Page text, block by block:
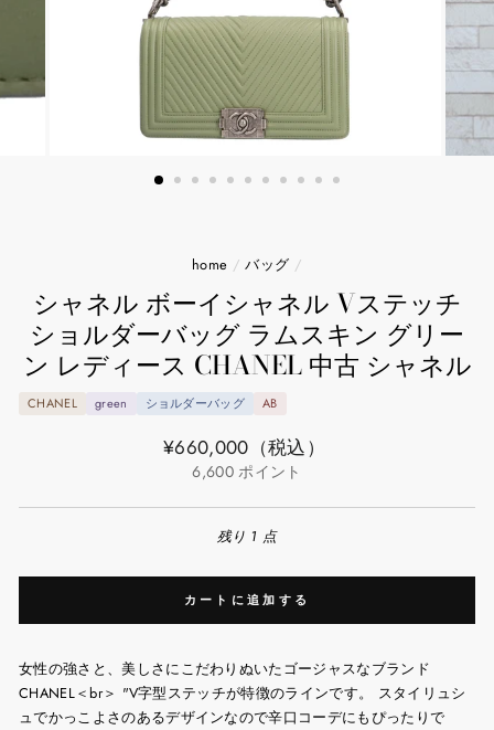
home / バッグ /
シャネル ボーイシャネル Vステッチ
ショルダーバッグ ラムスキン グリー
ン レディース CHANEL 中古 シャネル
CHANEL green ショルダーバッグ AB
通
¥660,000 （税込）
6,600 ポイント
残り 1 点
カートに追加する
女性の強さと、美しさにこだわりぬいたゴージャスなブランド
CHANEL＜br＞ "V字型ステッチが特徴のラインです。 スタイリュシ
ュでかっこよさのあるデザインなので辛口コーデにもぴったりで